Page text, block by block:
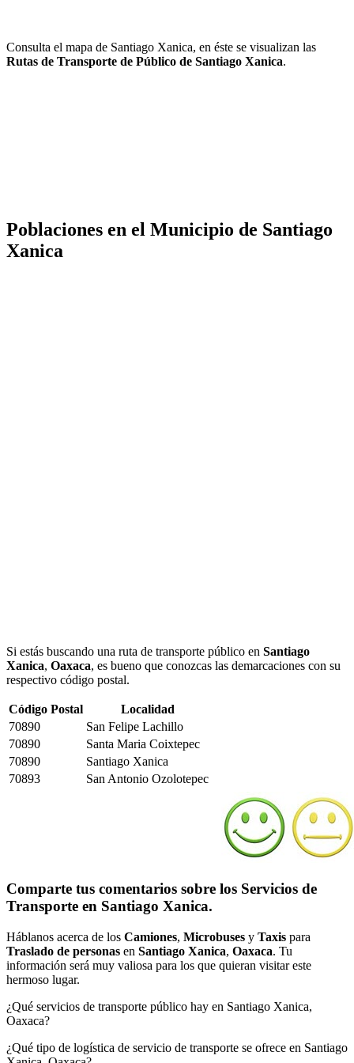
Consulta el mapa de Santiago Xanica, en éste se visualizan las
Rutas de Transporte de Público de Santiago Xanica.
Poblaciones en el Municipio de Santiago
Xanica
Si estás buscando una ruta de transporte público en Santiago
Xanica, Oaxaca, es bueno que conozcas las demarcaciones con su
respectivo código postal.
Código Postal
Localidad
70890
San Felipe Lachillo
70890
Santa Maria Coixtepec
70890
Santiago Xanica
70893
San Antonio Ozolotepec
Comparte tus comentarios sobre los Servicios de
Transporte en Santiago Xanica.
Háblanos acerca de los Camiones, Microbuses y Taxis para
Traslado de personas en Santiago Xanica, Oaxaca. Tu
información será muy valiosa para los que quieran visitar este
hermoso lugar.
¿Qué servicios de transporte público hay en Santiago Xanica,
Oaxaca?
¿Qué tipo de logística de servicio de transporte se ofrece en Santiago